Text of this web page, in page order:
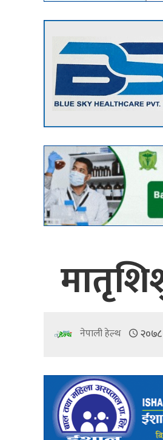
नेपाली हेल्थ